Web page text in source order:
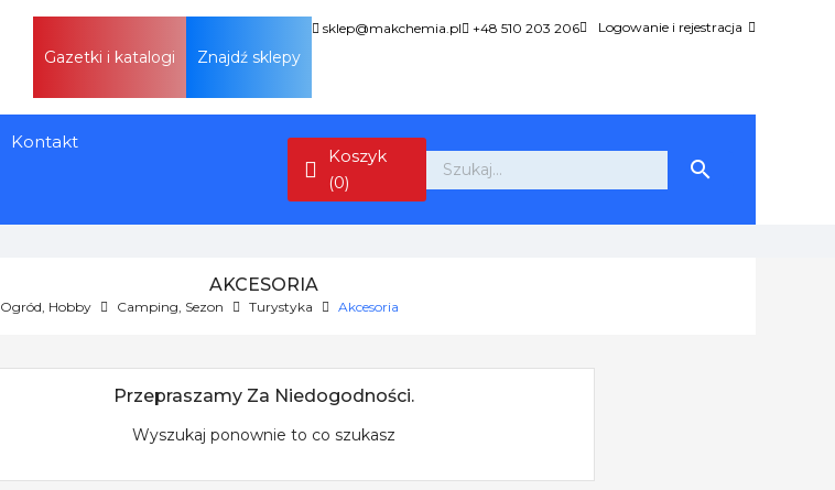
Gazetki i katalogi Znajdź sklepy
sklep@makchemia.pl +48 510 203 206 Logowanie i rejestracja
Kontakt
Koszyk
(0)

AKCESORIA
Ogród, Hobby Camping, Sezon Turystyka Akcesoria
Przepraszamy Za Niedogodności.
Wyszukaj ponownie to co szukasz